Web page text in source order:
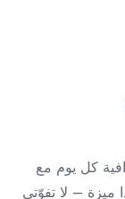
كل يوم مع
– لا تفوّتي